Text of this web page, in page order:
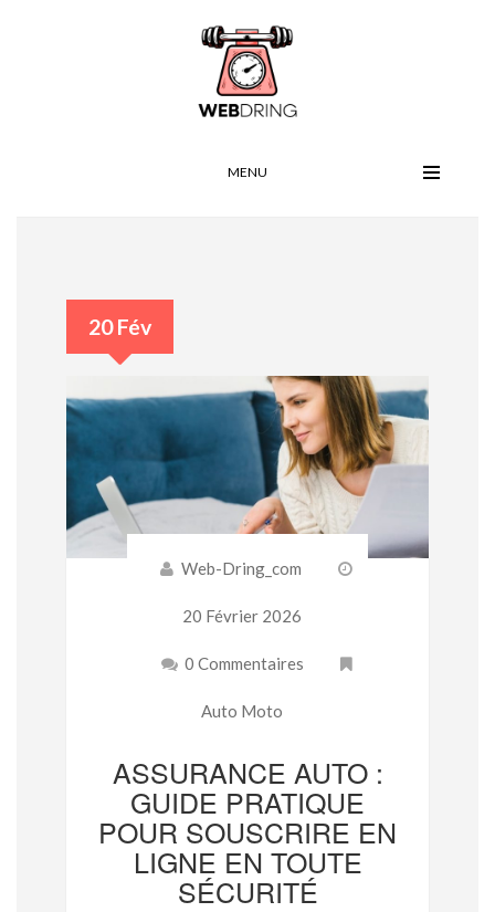
MENU
20 Fév
Web-Dring_com
20 Février 2026
0 Commentaires
Auto Moto
ASSURANCE AUTO :
GUIDE PRATIQUE
POUR SOUSCRIRE EN
LIGNE EN TOUTE
SÉCURITÉ